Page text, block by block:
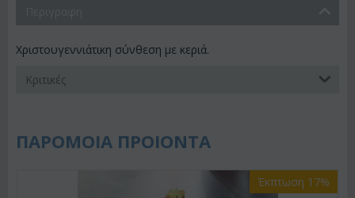
Χριστουγεννιάτικη σύνθεση με κεριά.
Κριτικές
ΠΑΡΟΜΟΙΑ ΠΡΟΙΟΝΤΑ
Έκπτωση 17%